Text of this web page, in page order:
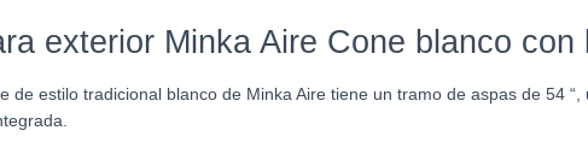
exterior Minka Aire Cone blanco con
de estilo tradicional blanco de Minka Aire tiene un tramo de aspas de 54